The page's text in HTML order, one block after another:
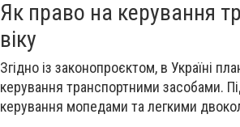
Як право на керування
віку
Згідно із законопроєктом, в Україні
керування транспортними засобами.
керування мопедами та легкими